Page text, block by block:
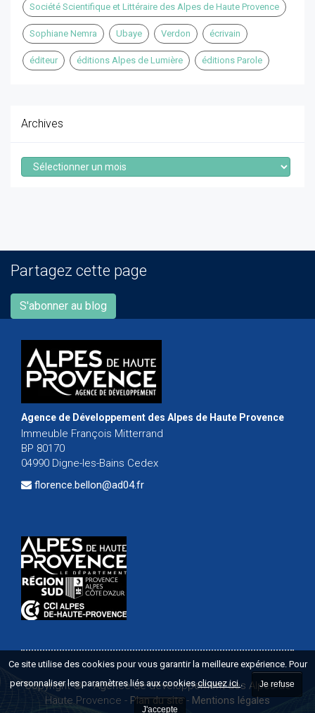
Société Scientifique et Littéraire des Alpes de Haute Provence
Sophiane Nemra Ubaye Verdon écrivain
éditeur éditions Alpes de Lumière éditions Parole
Archives
Archives
Partagez cette page
S'abonner au blog
Agence de Développement des Alpes de Haute Provence
Immeuble François Mitterrand
BP 80170
04990 Digne-les-Bains Cedex
florence.bellon@ad04.fr
Copyright ©-Agence de développement des Alpes de
Haute Provence - Plan du site- Mentions légales
Ce site utilise des cookies pour vous garantir la meilleure expérience. Pour
personnaliser les paramètres liés aux cookiescliquez ici. Je refuse
J'accepte